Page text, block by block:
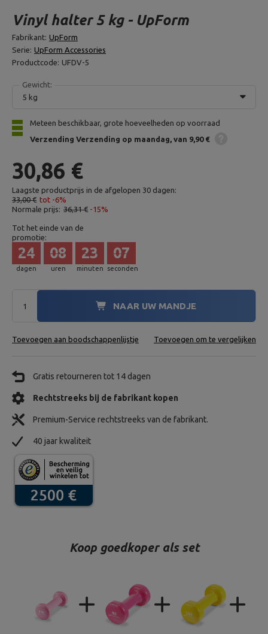
Vinyl halter 5 kg - UpForm
Fabrikant: UpForm
Serie: UpForm Accessories
Productcode: UFDV-5
Gewicht:
5 kg
Meteen beschikbaar, grote hoeveelheden op voorraad
Verzending Verzending op maandag van 9,90 €
30,86 €
Laagste productprijs in de afgelopen 30 dagen:
33,00 € tot -6%
Normale prijs: 36,31 € -15%
Tot het einde van de
promotie:
dagen
24
uren
08
minuten
23
seconden
05
NAAR UW MANDJE
Toevoegen aan boodschappenlijstje Toevoegen om te vergelijken
Gratis retourneren tot 14 dagen
Rechtstreeks bij de fabrikant kopen
Premium-Service rechtstreeks van de fabrikant.
40 jaar kwaliteit
Koop goedkoper als set